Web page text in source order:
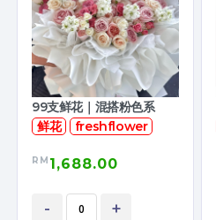
99支鲜花｜混搭粉色系
鲜花
freshflower
RM 1,688.00
- +